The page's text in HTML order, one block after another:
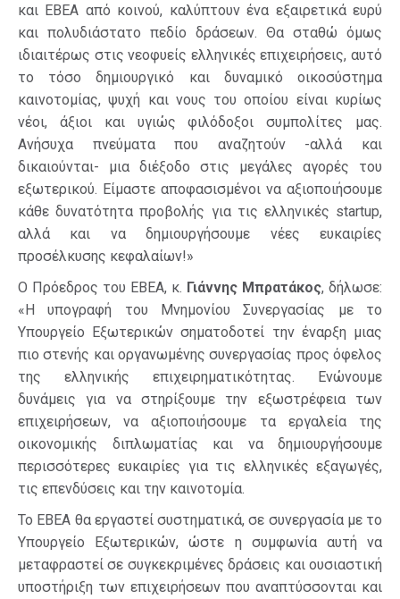
και ΕΒΕΑ από κοινού, καλύπτουν ένα εξαιρετικά ευρύ
και πολυδιάστατο πεδίο δράσεων. Θα σταθώ όμως
ιδιαιτέρως στις νεοφυείς ελληνικές επιχειρήσεις, αυτό
το τόσο δημιουργικό και δυναμικό οικοσύστημα
καινοτομίας, ψυχή και νους του οποίου είναι κυρίως
νέοι, άξιοι και υγιώς φιλόδοξοι συμπολίτες μας.
Ανήσυχα πνεύματα που αναζητούν -αλλά και
δικαιούνται- μια διέξοδο στις μεγάλες αγορές του
εξωτερικού. Είμαστε αποφασισμένοι να αξιοποιήσουμε
κάθε δυνατότητα προβολής για τις ελληνικές startup,
αλλά και να δημιουργήσουμε νέες ευκαιρίες
προσέλκυσης κεφαλαίων!»
Ο Πρόεδρος του ΕΒΕΑ, κ. Γιάννης Μπρατάκος, δήλωσε:
«Η υπογραφή του Μνημονίου Συνεργασίας με το
Υπουργείο Εξωτερικών σηματοδοτεί την έναρξη μιας
πιο στενής και οργανωμένης συνεργασίας προς όφελος
της ελληνικής επιχειρηματικότητας. Ενώνουμε
δυνάμεις για να στηρίξουμε την εξωστρέφεια των
επιχειρήσεων, να αξιοποιήσουμε τα εργαλεία της
οικονομικής διπλωματίας και να δημιουργήσουμε
περισσότερες ευκαιρίες για τις ελληνικές εξαγωγές,
τις επενδύσεις και την καινοτομία.
Το ΕΒΕΑ θα εργαστεί συστηματικά, σε συνεργασία με το
Υπουργείο Εξωτερικών, ώστε η συμφωνία αυτή να
μεταφραστεί σε συγκεκριμένες δράσεις και ουσιαστική
υποστήριξη των επιχειρήσεων που αναπτύσσονται και